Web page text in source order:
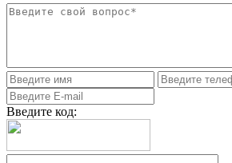
Введите код: